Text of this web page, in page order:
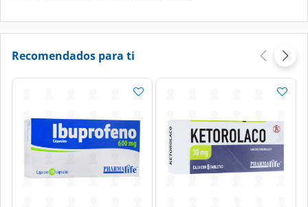
Recomendados para ti